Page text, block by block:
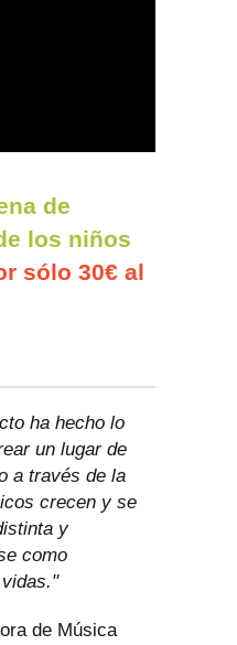
de
los niños
sólo 30€ al
ha hecho lo
un lugar de
a través de la
crecen y se
y
como
de Música